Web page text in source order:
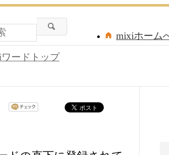
mixiホーム
ードトップ